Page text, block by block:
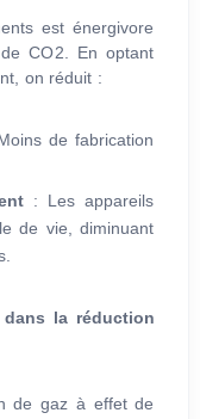
est énergivore
CO2 . En optant
on réduit :
de fabrication
: Les appareils
de vie, diminuant
dans la réduction
de gaz à effet de